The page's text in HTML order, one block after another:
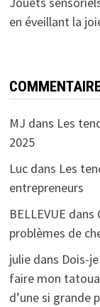
en éveillant la
MJ dans Les
2025
Lucdans Les
entrepreneurs
BELLEVUE dans
problèmes de
juliedans Dois-
faire mon
d’une si grande